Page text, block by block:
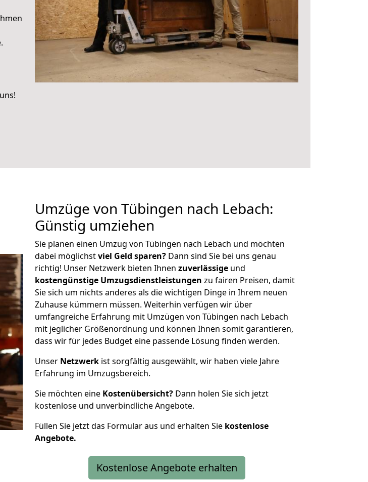
Umzüge von Tübingen nach Lebach:
Günstig umziehen
Sie planen einen Umzug von Tübingen nach Lebach und möchten
dabei möglichstviel Geld sparen? Dann sind Sie bei uns genau
richtig! Unser Netzwerk bieten Ihnen zuverlässige und
kostengünstige Umzugsdienstleistungen zu fairen Preisen, damit
Sie sich um nichts anderes als die wichtigen Dinge in Ihrem neuen
Zuhause kümmern müssen. Weiterhin verfügen wir über
umfangreiche Erfahrung mit Umzügen von Tübingen nach Lebach
mit jeglicher Größenordnung und können Ihnen somit garantieren,
dass wir für jedes Budget eine passende Lösung finden werden.
Unser Netzwerk ist sorgfältig ausgewählt, wir haben viele Jahre
Erfahrung im Umzugsbereich.
Sie möchten eine Kostenübersicht? Dann holen Sie sich jetzt
kostenlose und unverbindliche Angebote.
Füllen Sie jetzt das Formular aus und erhalten Sie kostenlose
Angebote.
Kostenlose Angebote erhalten